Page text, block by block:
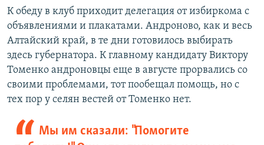
К обеду в клуб приходит делегация от избиркома с
объявлениями и плакатами. Андроново, как и весь
Алтайский край, в те дни готовилось выбирать
здесь губернатора. К главному кандидату Виктору
Томенко андроновцы еще в августе прорвались со
своими проблемами, тот пообещал помощь, но с
тех пор у селян вестей от Томенко нет.
Мы им сказали: "Помогите